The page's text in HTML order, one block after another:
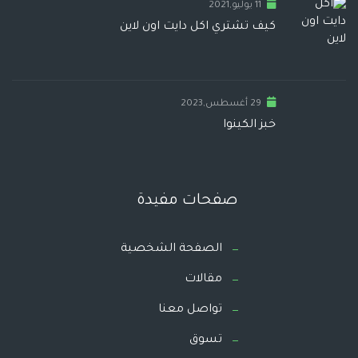
11 يوليو,2021
كيف تشتري اكل دايت اون لاين
29 أغسطس,2023
خبز الكينوا
صفحات مفيدة
الصفحة الشخصية
مقالات
تواصل معنا
تسوق